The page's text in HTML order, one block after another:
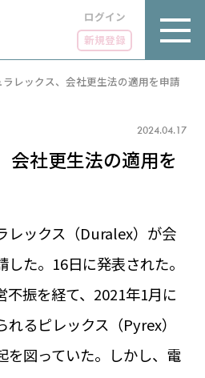
ログイン
新規登録
PARIS 14℃ / 12℃
1€＝182.58円
エトワとは
お問い合わせ
広告掲載
ラレックス、会社更生法の適用を申請
2024.04.17
会社更生法の適用を
レックス（Duralex）が会
た。16日に発表された。
不振を経て、2021年1月に
るピレックス（Pyrex）
を図っていた。しかし、電